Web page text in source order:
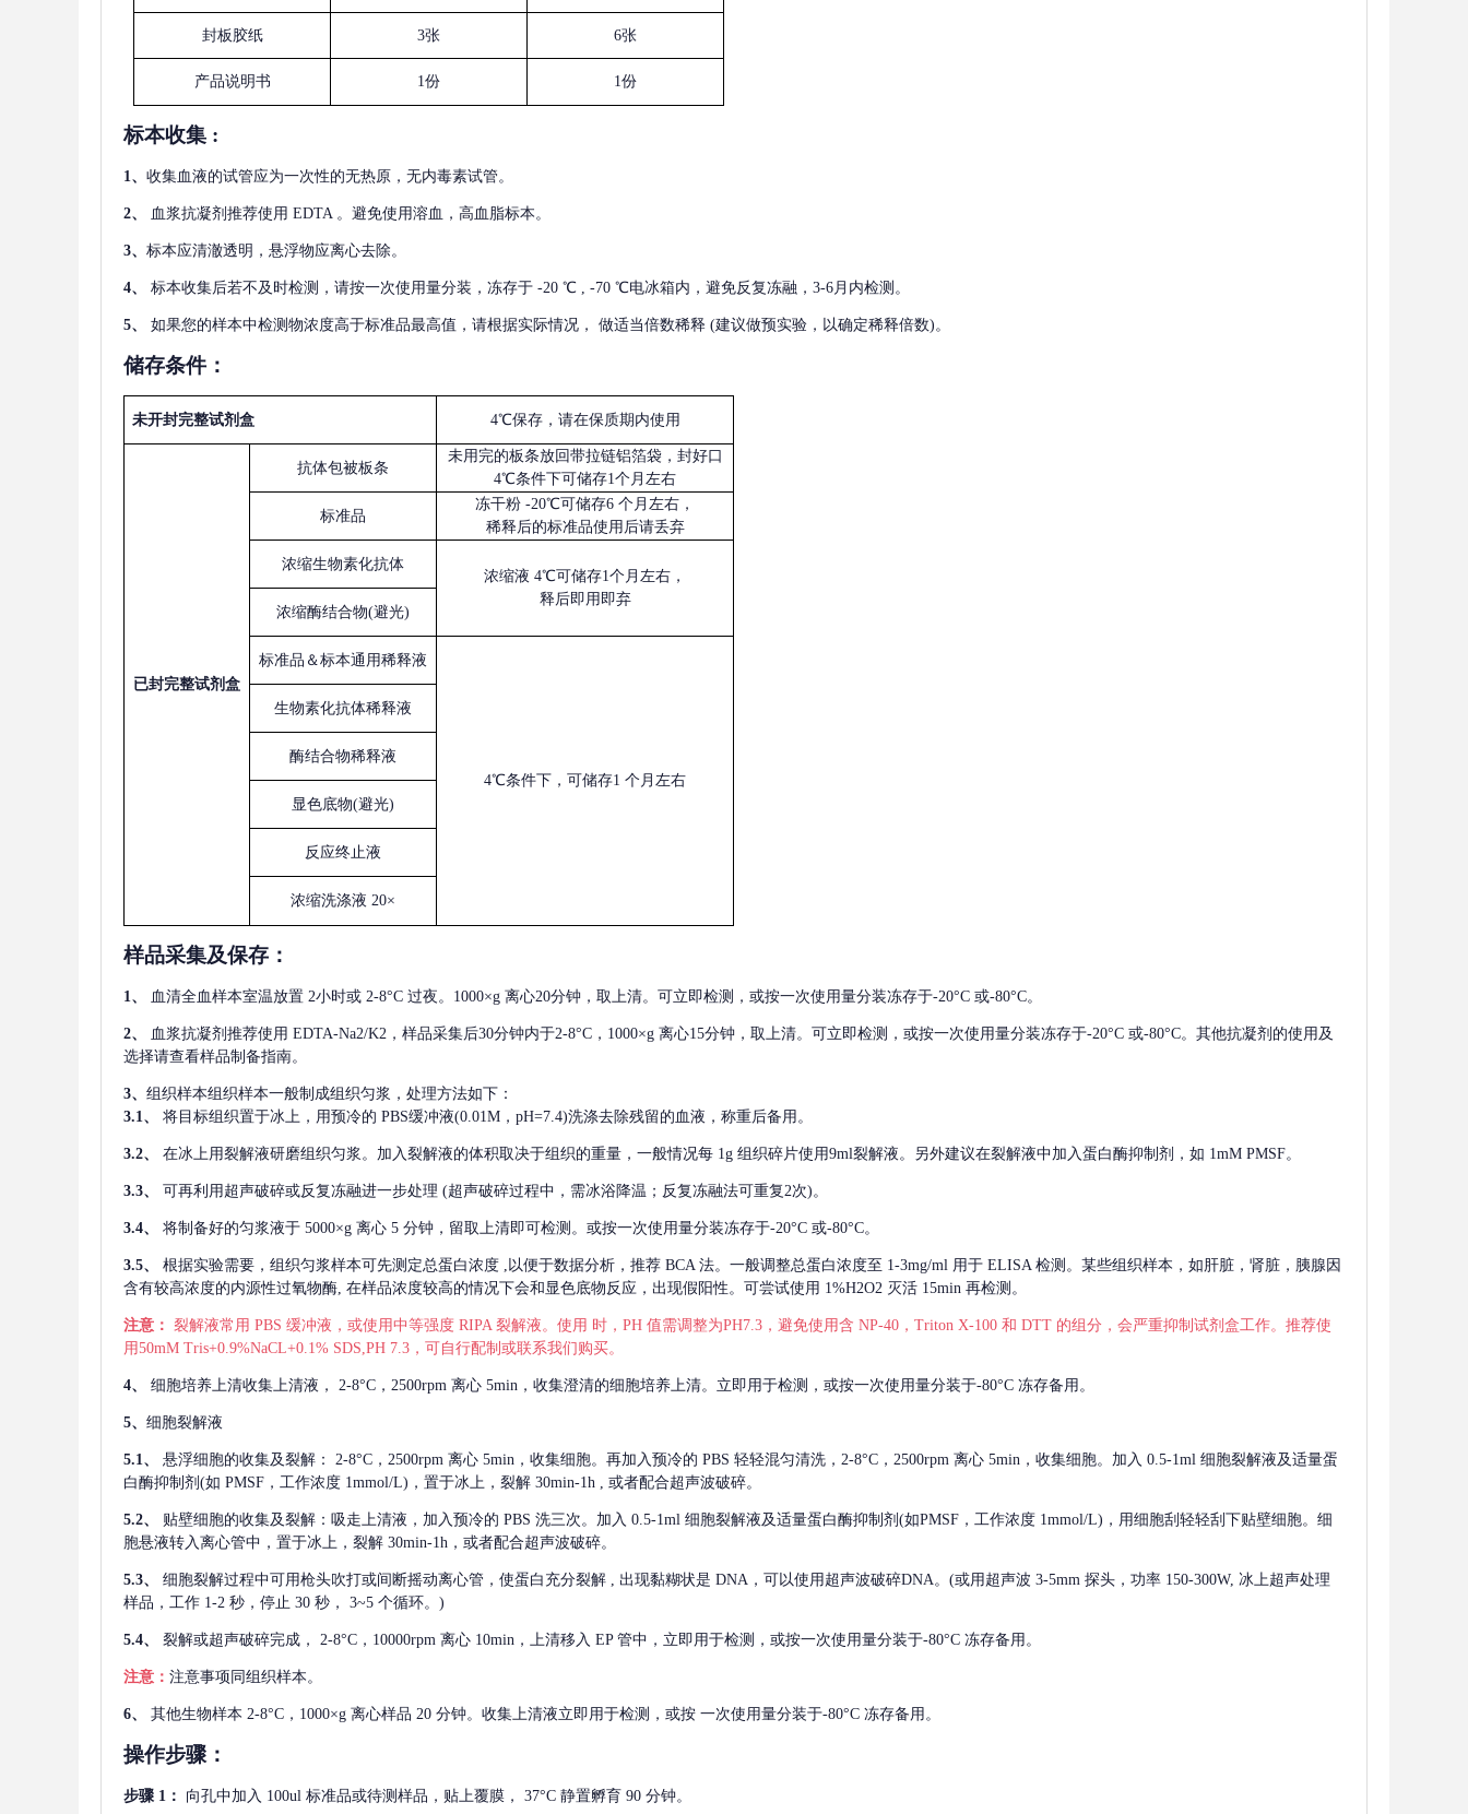
封板胶纸 3张 6张
产品说明书 1份 1份
标本收集 :
1、 收集血液的试管应为一次性的无热原，无内毒素试管。
2、 血浆抗凝剂推荐使用 EDTA 。避免使用溶血，高血脂标本。
3、 标本应清澈透明，悬浮物应离心去除。
4、 标本收集后若不及时检测，请按一次使用量分装，冻存于 -20 ℃ , -70 ℃电冰箱内，避免反复冻融，3-6月内检测。
5、 如果您的样本中检测物浓度高于标准品最高值，请根据实际情况， 做适当倍数稀释 (建议做预实验，以确定稀释倍数)。
储存条件：
未开封完整试剂盒 4℃保存，请在保质期内使用
已封完整试剂盒
抗体包被板条
未用完的板条放回带拉链铝箔袋，封好口
4℃条件下可储存1个月左右
标准品
冻干粉 -20℃可储存6 个月左右，
稀释后的标准品使用后请丢弃
浓缩生物素化抗体
浓缩液 4℃可储存1个月左右，
释后即用即弃
浓缩酶结合物(避光)
标准品＆标本通用稀释液
4℃条件下，可储存1 个月左右
生物素化抗体稀释液
酶结合物稀释液
显色底物(避光)
反应终止液
浓缩洗涤液 20×
样品采集及保存 ：
1、 血清全血样本室温放置 2小时或 2-8°C 过夜。1000×g 离心20分钟，取上清。可立即检测，或按一次使用量分装冻存于-20°C 或-80°C。
2、 血浆抗凝剂推荐使用 EDTA-Na2/K2，样品采集后30分钟内于2-8°C，1000×g 离心15分钟，取上清。可立即检测，或按一次使用量分装冻存于-20°C 或-80°C。其他抗凝剂的使用及
选择请查看样品制备指南。
3、 组织样本组织样本一般制成组织匀浆，处理方法如下：
3.1、
将目标组织置于冰上，用预冷的 PBS缓冲液(0.01M，pH=7.4)洗涤去除残留的血液，称重后备用。
3.2、 在冰上用裂解液研磨组织匀浆。加入裂解液的体积取决于组织的重量，一般情况每 1g 组织碎片使用9ml裂解液。另外建议在裂解液中加入蛋白酶抑制剂，如 1mM PMSF。
3.3、 可再利用超声破碎或反复冻融进一步处理 (超声破碎过程中，需冰浴降温；反复冻融法可重复2次)。
3.4、 将制备好的匀浆液于 5000×g 离心 5 分钟，留取上清即可检测。或按一次使用量分装冻存于-20°C 或-80°C。
3.5、 根据实验需要，组织匀浆样本可先测定总蛋白浓度 ,以便于数据分析，推荐 BCA 法。一般调整总蛋白浓度至 1-3mg/ml 用于 ELISA 检测。某些组织样本，如肝脏，肾脏，胰腺因
含有较高浓度的内源性过氧物酶, 在样品浓度较高的情况下会和显色底物反应，出现假阳性。可尝试使用 1%H2O2 灭活 15min 再检测。
注意： 裂解液常用 PBS 缓冲液，或使用中等强度 RIPA 裂解液。使用 时，PH 值需调整为PH7.3，避免使用含 NP-40，Triton X-100 和 DTT 的组分，会严重抑制试剂盒工作。推荐使
用50mM Tris+0.9%NaCL+0.1% SDS,PH 7.3，可自行配制或联系我们购买。
4、 细胞培养上清收集上清液， 2-8°C，2500rpm 离心 5min，收集澄清的细胞培养上清。立即用于检测，或按一次使用量分装于-80°C 冻存备用。
5、 细胞裂解液
5.1、 悬浮细胞的收集及裂解：
2-8°C，2500rpm 离心 5min，收集细胞。再加入预冷的 PBS 轻轻混匀清洗，2-8°C，2500rpm 离心 5min，收集细胞。加入 0.5-1ml 细胞裂解液及适量蛋
白酶抑制剂(如 PMSF，工作浓度 1mmol/L)，置于冰上，裂解 30min-1h , 或者配合超声波破碎。
5.2、 贴壁细胞的收集及裂解：吸走上清液，加入预冷的 PBS 洗三次。加入 0.5-1ml 细胞裂解液及适量蛋白酶抑制剂(如PMSF，工作浓度 1mmol/L)，用细胞刮轻轻刮下贴壁细胞。细
胞悬液转入离心管中，置于冰上，裂解 30min-1h，或者配合超声波破碎。
5.3、 细胞裂解过程中可用枪头吹打或间断摇动离心管，使蛋白充分裂解 , 出现黏糊状是 DNA，可以使用超声波破碎DNA。(或用超声波 3-5mm 探头，功率 150-300W, 冰上超声处理
样品，工作 1-2 秒，停止 30 秒， 3~5 个循环。)
5.4、 裂解或超声破碎完成， 2-8°C，10000rpm 离心 10min，上清移入 EP 管中，立即用于检测，或按一次使用量分装于-80°C 冻存备用。
注意： 注意事项同组织样本。
6、 其他生物样本 2-8°C，1000×g 离心样品 20 分钟。收集上清液立即用于检测，或按 一次使用量分装于-80°C 冻存备用。
操作步骤：
步骤 1： 向孔中加入 100ul 标准品或待测样品，贴上覆膜， 37°C 静置孵育 90 分钟。